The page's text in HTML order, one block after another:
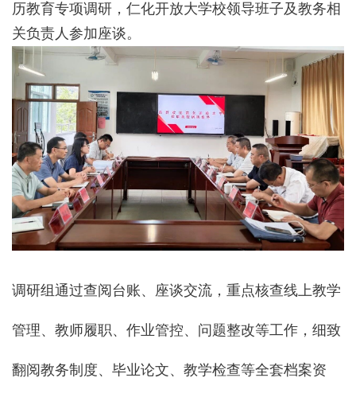
历教育专项调研，仁化开放大学校领导班子及教务相
关负责人参加座谈。
调研组通过查阅台账、座谈交流，重点核查线上教学
管理、教师履职、作业管控、问题整改等工作，细致
翻阅教务制度、毕业论文、教学检查等全套档案资